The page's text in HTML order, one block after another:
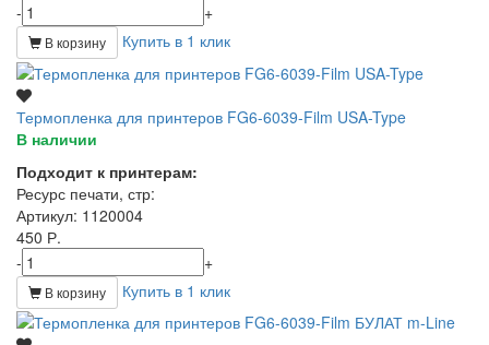
-
+
В корзину Купить в 1 клик
Термопленка для принтеров FG6-6039-Film USA-Type
В наличии
Подходит к принтерам:
Ресурс печати, стр:
Артикул: 1120004
450 Р.
-
+
В корзину Купить в 1 клик